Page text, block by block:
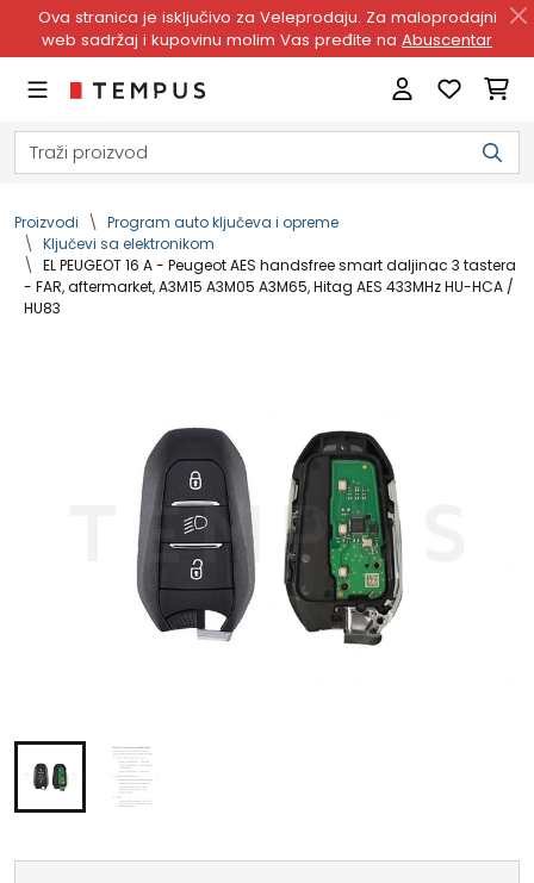
Ova stranica je isključivo za Veleprodaju. Za maloprodajni
web sadržaj i kupovinu molim Vas pređite na Abuscentar
Proizvodi
Program auto ključeva i opreme
Ključevi sa elektronikom
EL PEUGEOT 16 A - Peugeot AES handsfree smart daljinac 3 tastera
- FAR, aftermarket, A3M15 A3M05 A3M65, Hitag AES 433MHz HU-HCA /
HU83